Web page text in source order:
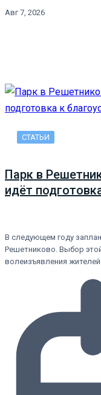
Авг 7, 2026
СТАТЬИ
Парк в
идёт
В следующем году
Решетниково. Выбор
волеизъявления